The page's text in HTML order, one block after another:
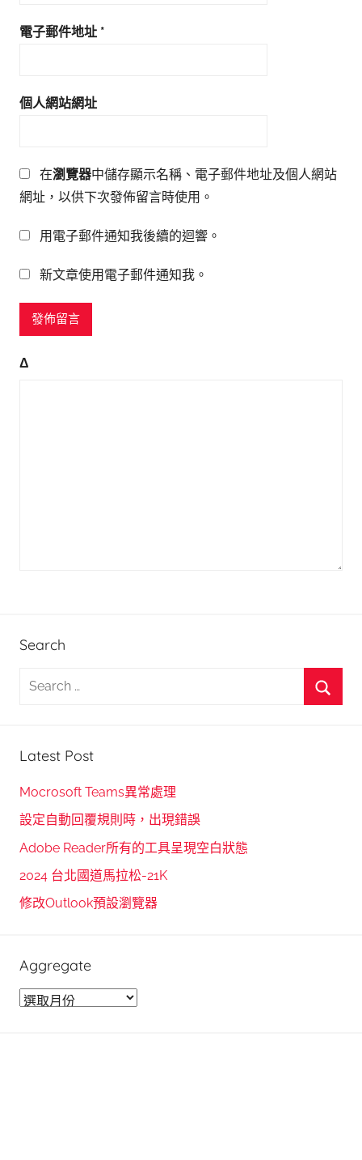
電子郵件地址 *
個人網站網址
在瀏覽器中儲存顯示名稱、電子郵件地址及個人網站
網址，以供下次發佈留言時使用。
用電子郵件通知我後續的迴響。
新文章使用電子郵件通知我。
Δ
Search
h
f
:
Latest Post
Mocrosoft Teams異常處理
設定自動回覆規則時，出現錯誤
Adobe Reader所有的工具呈現空白狀態
2024 台北國道馬拉松-21K
修改Outlook預設瀏覽器
Aggregate
A